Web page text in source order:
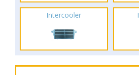
Intercooler